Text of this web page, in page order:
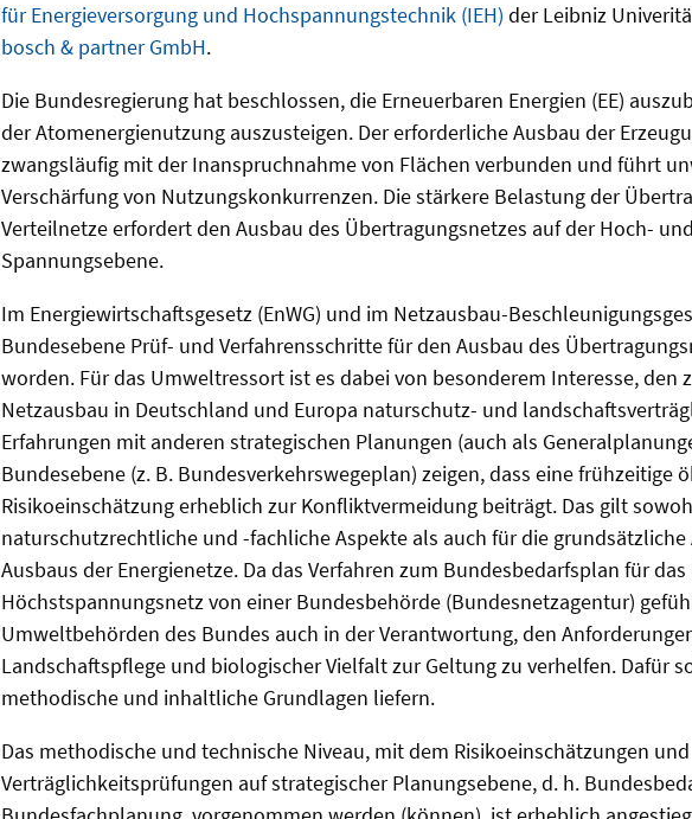
für Energieversorgung und Hochspannungstechnik (IEH) der Leibniz
bosch & partner GmbH.
Die Bundesregierung hat beschlossen, die Erneuerbaren Energien (EE)
der Atomenergienutzung auszusteigen. Der erforderliche Ausbau der
zwangsläufig mit der Inanspruchnahme von Flächen verbunden und führt
Verschärfung von Nutzungskonkurrenzen. Die stärkere Belastung der
Verteilnetze erfordert den Ausbau des Übertragungsnetzes auf der Hoch-
Spannungsebene.
Im Energiewirtschaftsgesetz (EnWG) und im Netzausbau-
Bundesebene Prüf- und Verfahrensschritte für den Ausbau des
worden. Für das Umweltressort ist es dabei von besonderem Interesse, den
Netzausbau in Deutschland und Europa naturschutz- und
Erfahrungen mit anderen strategischen Planungen (auch als
Bundesebene (z. B. Bundesverkehrswegeplan) zeigen, dass eine frühzeitige
Risikoeinschätzung erheblich zur Konfliktvermeidung beiträgt. Das gilt
naturschutzrechtliche und -fachliche Aspekte als auch für die grundsätzliche
Ausbaus der Energienetze. Da das Verfahren zum Bundesbedarfsplan für
Höchstspannungsnetz von einer Bundesbehörde (Bundesnetzagentur)
Umweltbehörden des Bundes auch in der Verantwortung, den
Landschaftspflege und biologischer Vielfalt zur Geltung zu verhelfen. Dafür
methodische und inhaltliche Grundlagen liefern.
Das methodische und technische Niveau, mit dem Risikoeinschätzungen und
Verträglichkeitsprüfungen auf strategischer Planungsebene, d. h.